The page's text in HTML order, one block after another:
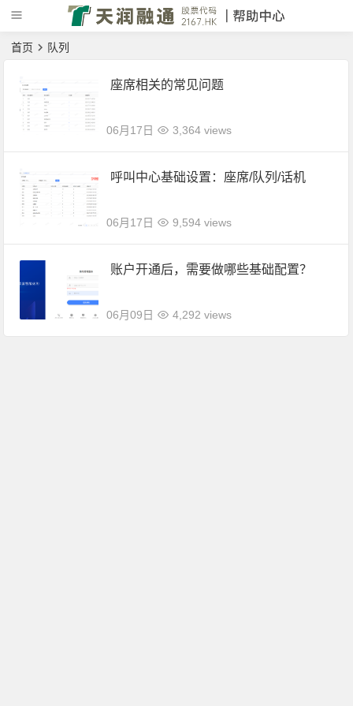
首页 队列
座席相关的常见问题
06月17日 3,364 views
呼叫中心基础设置：座席/队列/话机
06月17日 9,594 views
账户开通后，需要做哪些基础配置？
06月09日 4,292 views